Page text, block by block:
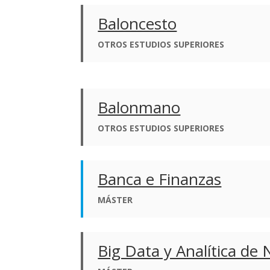
Baloncesto
OTROS ESTUDIOS SUPERIORES
Balonmano
OTROS ESTUDIOS SUPERIORES
Banca e Finanzas
MÁSTER
Big Data y Analítica de